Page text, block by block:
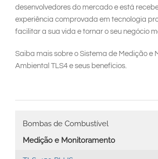
desenvolvedores do mercado e está
experiência comprovada em tecnologia
facilitar a sua vida e tornar o seu negócio
Saiba mais sobre o Sistema de Medição e
Ambiental TLS4 e seus benefícios.
Main
navigation
Bombas de Combustível
Medição e Monitoramento